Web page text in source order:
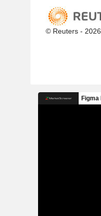
© Reuters - 2026